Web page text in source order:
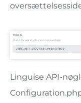
Linguise API-